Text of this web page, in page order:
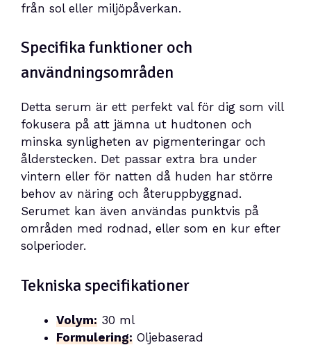
från sol eller miljöpåverkan.
Specifika funktioner och
användningsområden
Detta serum är ett perfekt val för dig som vill
fokusera på att jämna ut hudtonen och
minska synligheten av pigmenteringar och
ålderstecken. Det passar extra bra under
vintern eller för natten då huden har större
behov av näring och återuppbyggnad.
Serumet kan även användas punktvis på
områden med rodnad, eller som en kur efter
solperioder.
Tekniska specifikationer
Volym: 30 ml
Formulering: Oljebaserad